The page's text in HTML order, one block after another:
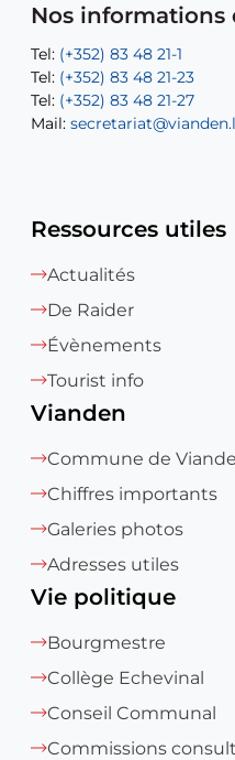
Nos informations
Tel: (+352) 83 48 21-1
Tel: (+352) 83 48 21-23
Tel: (+352) 83 48 21-27
Mail:
Tel: (+352) 83 48 21-20
Tel: (+352) 83 48 21-22
Mail:
Mail:
Mail:recette@vianden.lu
Tel:(+352) 83 48 21-31
Tel:Permanence (Fuite
Ressources utiles
Actualités
De Raider
Évènements
Tourist info
Vianden
Commune de
Chiffres importants
Galeries photos
Adresses utiles
Vie politique
Bourgmestre
Collège Echevinal
Conseil Communal
Commissions